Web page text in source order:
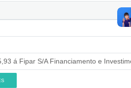
á Fipar S/A Financiamento e